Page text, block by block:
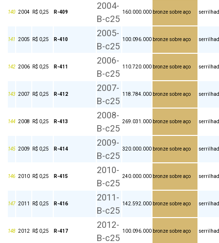
140 2004 R$ 0,25 R-409
2004-
B-c25
160.000.000 bronze sobre aço
141 2005 R$ 0,25 R-410
2005-
B-c25
100.096.000 bronze sobre aço
142 2006 R$ 0,25 R-411
2006-
B-c25
110.720.000 bronze sobre aço
143 2007 R$ 0,25 R-412
2007-
B-c25
118.784.000 bronze sobre aço
144 2008 R$ 0,25 R-413
2008-
B-c25
269.031.000 bronze sobre aço
145 2009 R$ 0,25 R-414
2009-
B-c25
320.000.000 bronze sobre aço
146 2010 R$ 0,25 R-415
2010-
B-c25
240.000.000 bronze sobre aço
147 2011 R$ 0,25 R-416
2011-
B-c25
142.592.000 bronze sobre aço
148 2012 R$ 0,25 R-417
2012-
B-c25
100.096.000 bronze sobre aço